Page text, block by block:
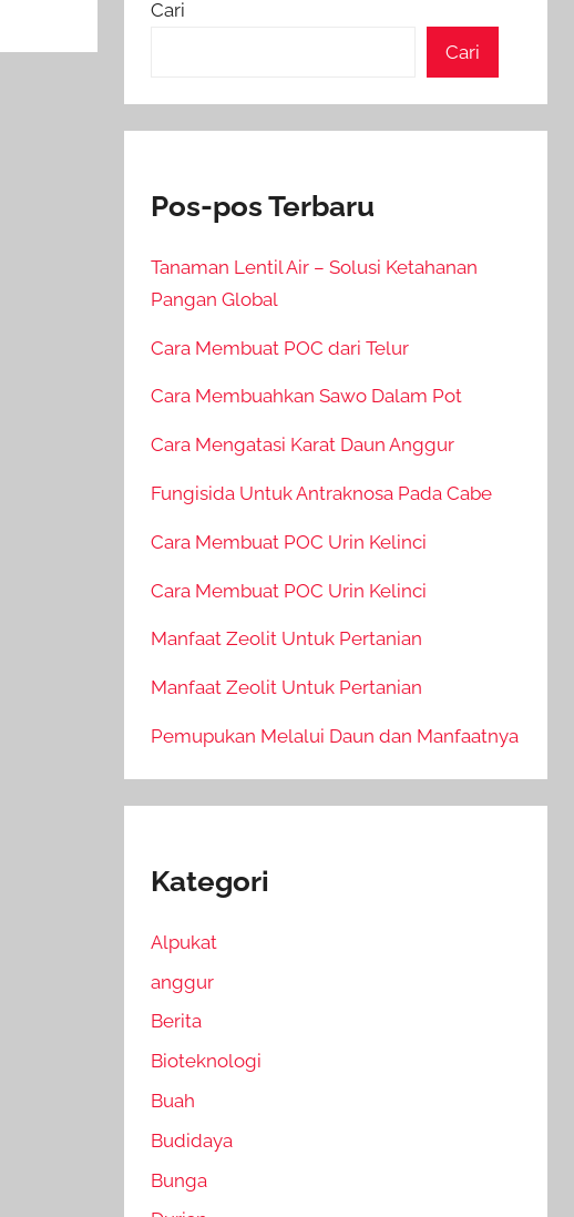
Cari
Cari
Pos-pos Terbaru
Tanaman Lentil Air – Solusi Ketahanan
Pangan Global
Cara Membuat POC dari Telur
Cara Membuahkan Sawo Dalam Pot
Cara Mengatasi Karat Daun Anggur
Fungisida Untuk Antraknosa Pada Cabe
Cara Membuat POC Urin Kelinci
Cara Membuat POC Urin Kelinci
Manfaat Zeolit Untuk Pertanian
Manfaat Zeolit Untuk Pertanian
Pemupukan Melalui Daun dan Manfaatnya
Kategori
Alpukat
anggur
Berita
Bioteknologi
Buah
Budidaya
Bunga